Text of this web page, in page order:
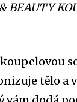
BEAUTY
tělo a